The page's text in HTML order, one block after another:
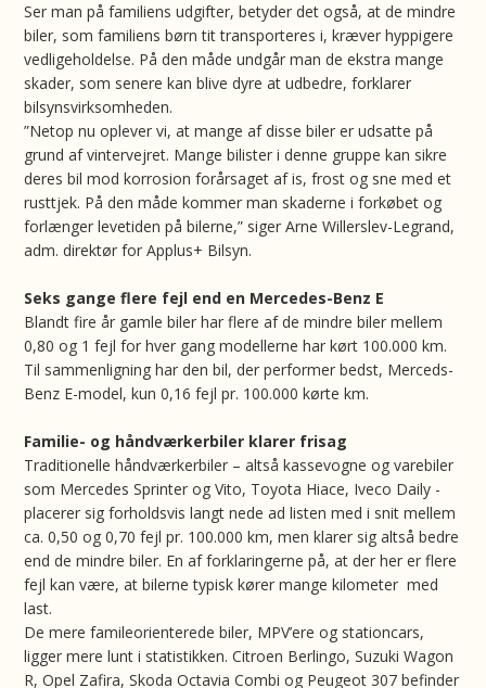
Ser man på familiens udgifter, betyder det også, at de mindre
biler, som familiens børn tit transporteres i, kræver hyppigere
vedligeholdelse. På den måde undgår man de ekstra mange
skader, som senere kan blive dyre at udbedre, forklarer
bilsynsvirksomheden.
”Netop nu oplever vi, at mange af disse biler er udsatte på
grund af vintervejret. Mange bilister i denne gruppe kan sikre
deres bil mod korrosion forårsaget af is, frost og sne med et
rusttjek. På den måde kommer man skaderne i forkøbet og
forlænger levetiden på bilerne,” siger Arne Willerslev-Legrand,
adm. direktør for Applus+ Bilsyn.
Seks gange flere fejl end en Mercedes-Benz E
Blandt fire år gamle biler har flere af de mindre biler mellem
0,80 og 1 fejl for hver gang modellerne har kørt 100.000 km.
Til sammenligning har den bil, der performer bedst, Merceds-
Benz E-model, kun 0,16 fejl pr. 100.000 kørte km.
Familie- og håndværkerbiler klarer frisag
Traditionelle håndværkerbiler – altså kassevogne og varebiler
som Mercedes Sprinter og Vito, Toyota Hiace, Iveco Daily -
placerer sig forholdsvis langt nede ad listen med i snit mellem
ca. 0,50 og 0,70 fejl pr. 100.000 km, men klarer sig altså bedre
end de mindre biler. En af forklaringerne på, at der her er flere
fejl kan være, at bilerne typisk kører mange kilometer med
last.
De mere famileorienterede biler, MPV’ere og stationcars,
ligger mere lunt i statistikken. Citroen Berlingo, Suzuki Wagon
R, Opel Zafira, Skoda Octavia Combi og Peugeot 307 befinder